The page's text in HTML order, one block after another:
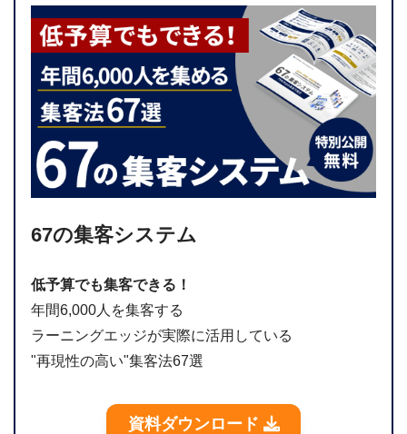
67の集客システム
低予算でも集客できる！
年間6,000人を集客する
ラーニングエッジが実際に活用している
"再現性の高い"集客法67選
資料ダウンロード